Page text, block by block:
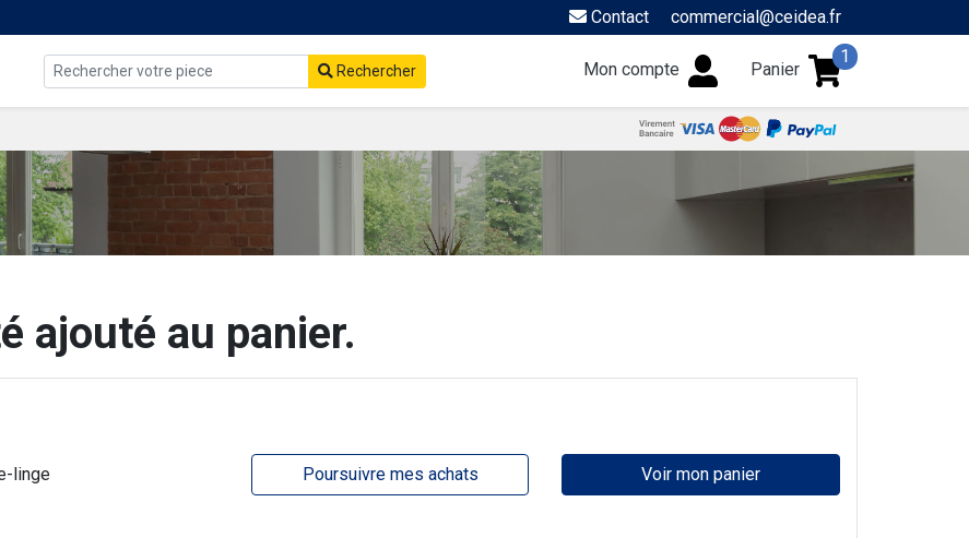
Contact commercial@ceidea.fr
Rechercher Mon compte Panier
1
ajouté au panier.
linge Poursuivre mes achats Voir mon panier